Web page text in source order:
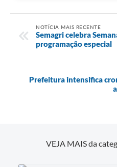
NOTÍCIA MAIS RECENTE
Semagri celebra
programação especial
Prefeitura intensifica
VEJA MAIS da